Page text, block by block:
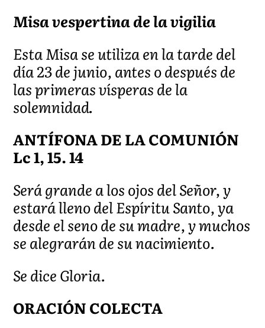
Misa vespertina de la vigilia
Esta Misa se utiliza en la tarde del
día 23 de junio, antes o después de
las primeras vísperas de la
solemnidad.
ANTÍFONA DE LA COMUNIÓN
Lc 1, 15. 14
Será grande a los ojos del Señor, y
estará lleno del Espíritu Santo, ya
desde el seno de su madre, y muchos
se alegrarán de su nacimiento.
Se dice Gloria.
ORACIÓN COLECTA